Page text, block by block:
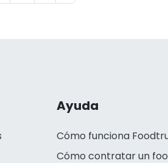
Ayuda
Cómo funciona
Cómo contratar un